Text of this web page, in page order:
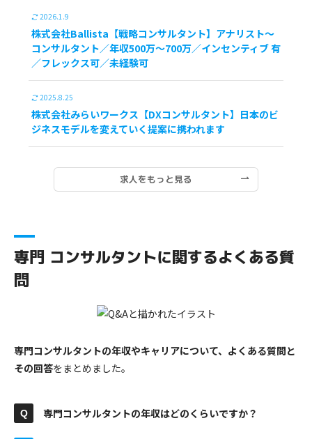
2026.1.9
株式会社Ballista【戦略コンサルタント】アナリスト～
コンサルタント／年収500万～700万／インセンティブ 有
／フレックス可／未経験可
2025.8.25
株式会社みらいワークス【DXコンサルタント】日本のビ
ジネスモデルを変えていく提案に携われます
求人をもっと見る
専門 コンサルタント​に関するよくある質
問
専門コンサルタントの年収やキャリアについて、よくある質問と
その回答をまとめました。
専門コンサルタントの年収はどのくらいですか？